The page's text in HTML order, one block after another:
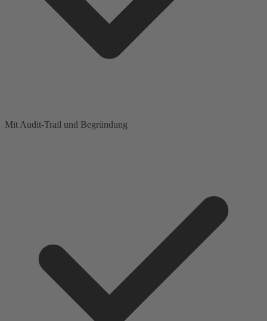
Mit Audit-Trail und Begründung